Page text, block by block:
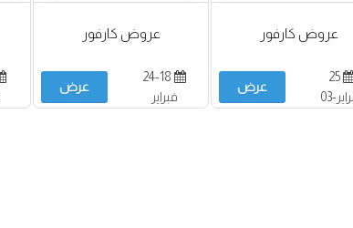
عروض كارفور
25
فبراير-03
عرض
عروض كارفور
24-18
فبراير
عرض